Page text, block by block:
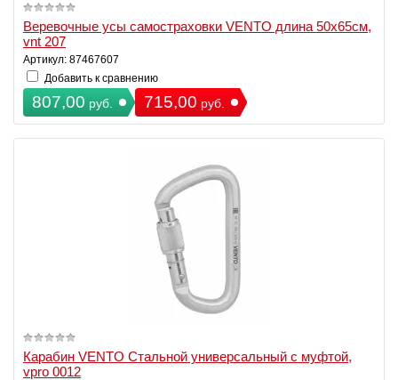
Веревочные усы самостраховки VENTO длина 50х65см,
vnt 207
Артикул: 87467607
Добавить к сравнению
807,00 руб. 715,00 руб.
Карабин VENTO Стальной универсальный с муфтой,
vpro 0012